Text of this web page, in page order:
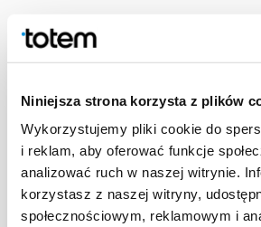
Niniejsza strona korzysta z plików
Wykorzystujemy pliki cookie do
i reklam, aby oferować funkcje
analizować ruch w naszej witrynie.
korzystasz z naszej witryny,
społecznościowym, reklamowym i